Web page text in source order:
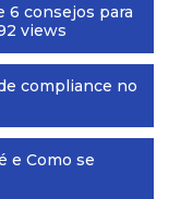
6 consejos para
views
compliance no
e Como se